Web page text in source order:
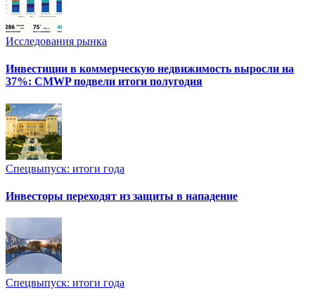
Исследования рынка
Инвестиции в коммерческую недвижимость выросли на
37%: CMWP подвели итоги полугодия
Спецвыпуск: итоги года
Инвесторы переходят из защиты в нападение
Спецвыпуск: итоги года